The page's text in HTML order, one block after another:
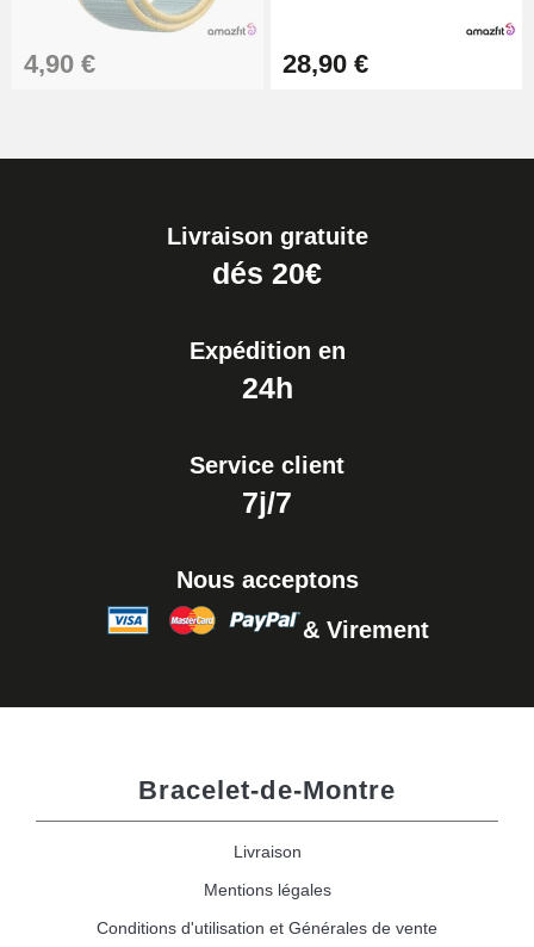
4,90 € 28,90 €
Livraison gratuite
dés 20€
Expédition en
24h
Service client
7j/7
Nous acceptons
& Virement
Bracelet-de-Montre
Livraison
Mentions légales
Conditions d'utilisation et Générales de vente